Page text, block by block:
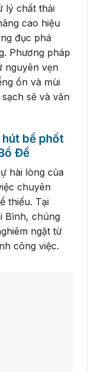
lý chất thải
cao hiệu
đục phá
Phương pháp
nguyên vẹn
ồn và mùi
sẽ và văn
bể phốt
Đề
hài lòng của
chuyên
thiếu. Tại
Bình, chúng
ngặt từ
công việc.